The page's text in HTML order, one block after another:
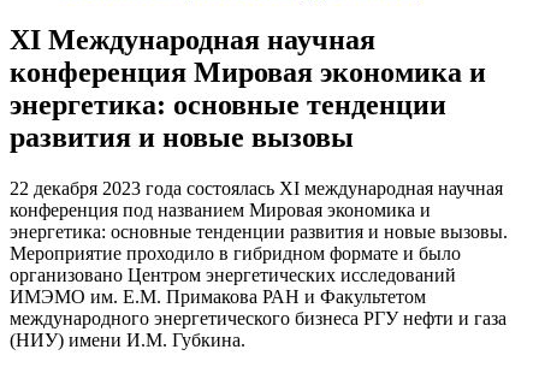
XI Международная научная
конференция Мировая экономика и
энергетика: основные тенденции
развития и новые вызовы
22 декабря 2023 года состоялась XI международная научная
конференция под названием Мировая экономика и
энергетика: основные тенденции развития и новые вызовы.
Мероприятие проходило в гибридном формате и было
организовано Центром энергетических исследований
ИМЭМО им. Е.М. Примакова РАН и Факультетом
международного энергетического бизнеса РГУ нефти и газа
(НИУ) имени И.М. Губкина.